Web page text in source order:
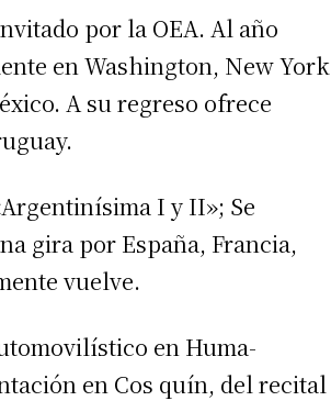
por la OEA. Al año
en Washington, New York
A su regreso ofrece
I y II»; Se
gira por España, Francia,
vuelve.
en Huma-
en Cos quín, del recital